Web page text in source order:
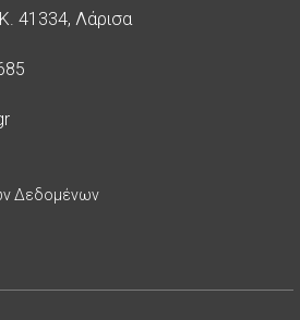
41334, Λάρισα
Δεδομένων